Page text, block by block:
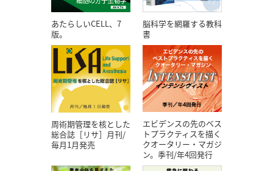
あたらしいCELL、7
版。
脳科学を網羅する教科
書
周術期管理を核とした
総合誌［リサ］月刊/
毎月1月発売
エビデンスの先のベス
トプラクティスを描く
クオータリー・マガジ
ン。季刊/年4回発行